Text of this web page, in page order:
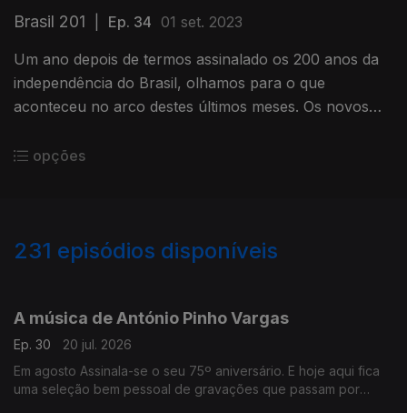
Brasil 201 Ep. 34 01 set. 2023
Um ano depois de termos assinalado os 200 anos da
independência do Brasil, olhamos para o que
aconteceu no arco destes últimos meses. Os novos
os que nos deixaram.
opções
231 episódios disponíveis
A música de António Pinho Vargas
Ep. 30
20 jul. 2026
Em agosto Assinala-se o seu 75º aniversário. E hoje aqui fica
uma seleção bem pessoal de gravações que passam por